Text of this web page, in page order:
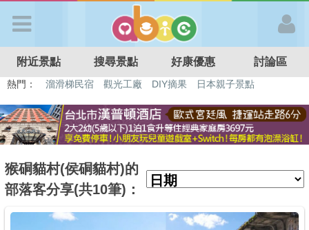
APP登入
首 頁
好康優惠
附近景點 搜尋景點 好康優惠 討論區
熱門： 溜滑梯民宿 觀光工廠 DIY摘果
日本親子景點
猴硐貓村(侯硐貓村)的
部落客分享(共10筆)：